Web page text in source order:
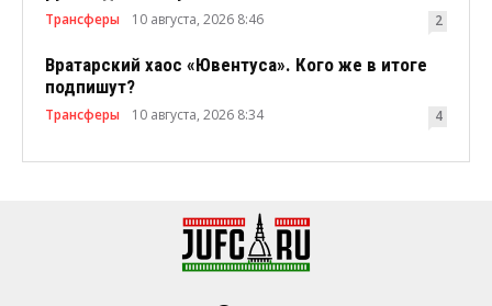
Трансферы 10 августа, 2026 8:46 2
Вратарский хаос «Ювентуса». Кого же в итоге
подпишут?
Трансферы 10 августа, 2026 8:34 4